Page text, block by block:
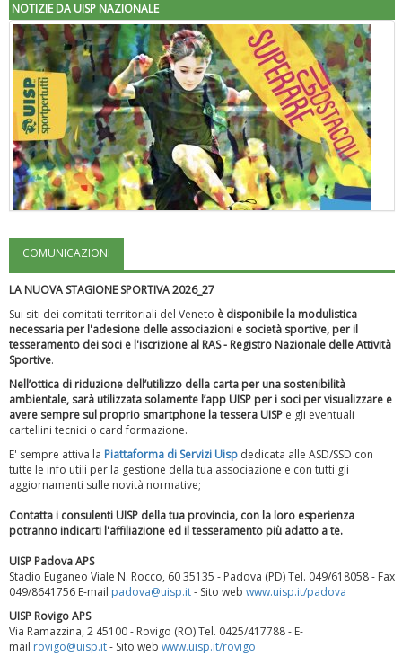
NOTIZIE DA UISP NAZIONALE
"Superare gli ostacoli": la relazione di Tiziano Pesce al CN Uisp
rivoluzioni"
COMUNICAZIONI
LA NUOVA STAGIONE SPORTIVA 2026_27
Sui siti dei comitati territoriali del Veneto è disponibile la modulistica
necessaria per l'adesione delle associazioni e società sportive, per il
tesseramento dei soci e l'iscrizione al RAS - Registro Nazionale delle Attività
Sportive.
Nell’ottica di riduzione dell’utilizzo della carta per una sostenibilità
ambientale, sarà utilizzata solamente l’app UISP per i soci per visualizzare e
avere sempre sul proprio smartphone la tessera UISP e gli eventuali
cartellini tecnici o card formazione.
E' sempre attiva la Piattaforma di Servizi Uisp dedicata alle ASD/SSD con
tutte le info utili per la gestione della tua associazione e con tutti gli
aggiornamenti sulle novità normative;
Contatta i consulenti UISP della tua provincia, con la loro esperienza
potranno indicarti l'affiliazione ed il tesseramento più adatto a te.
UISP Padova APS
Stadio Euganeo Viale N. Rocco, 60 35135 - Padova (PD) Tel. 049/618058 - Fax
049/8641756 E-mail padova@uisp.it- Sito web www.uisp.it/padova
UISP Rovigo APS
Via Ramazzina, 2 45100 - Rovigo (RO) Tel. 0425/417788 - E-
mail rovigo@uisp.it- Sito web www.uisp.it/rovigo